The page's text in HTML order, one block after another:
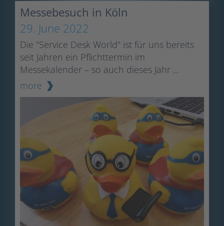
Messebesuch in Köln
29. June 2022
Die "Service Desk World" ist für uns bereits
seit Jahren ein Pflichttermin im
Messekalender – so auch dieses Jahr ...
more